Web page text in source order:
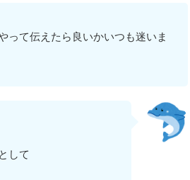
って伝えたら良いかいつも迷いま
して